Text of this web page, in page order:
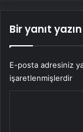
Bir yanıt yazın
E-posta adresiniz
işaretlenmişlerdir